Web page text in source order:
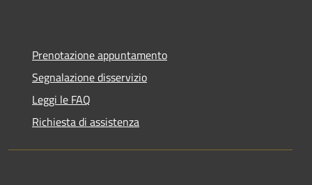
Prenotazione appuntamento
Segnalazione disservizio
Leggi le FAQ
Richiesta di assistenza